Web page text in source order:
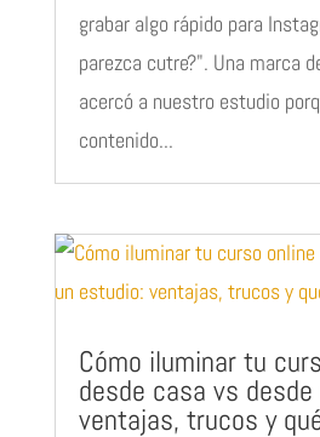
grabar algo rápido para
parezca cutre?". Una marca
acercó a nuestro estudio
contenido...
Cómo iluminar tu
desde casa vs
ventajas, trucos y